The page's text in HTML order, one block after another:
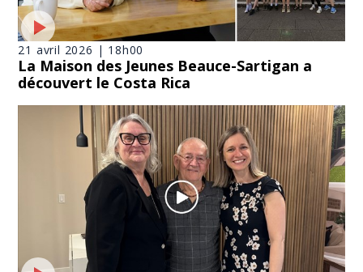
21 avril 2026 | 18h00
La Maison des Jeunes Beauce-Sartigan a
découvert le Costa Rica